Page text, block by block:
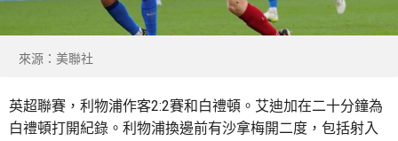
來源：美聯社
英超聯賽，利物浦作客2:2賽和白禮頓。艾迪加在二十分鐘為
白禮頓打開紀錄。利物浦換邊前有沙拿梅開二度，包括射入